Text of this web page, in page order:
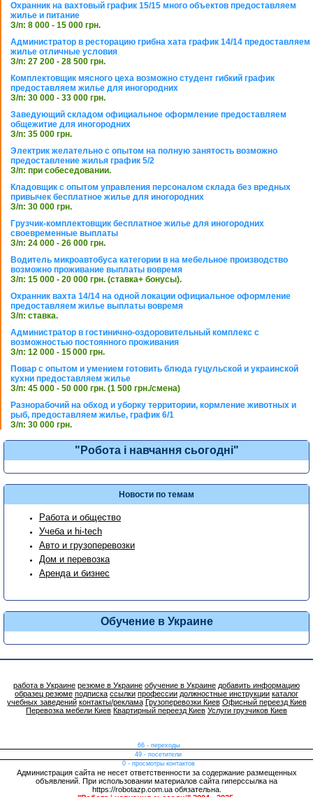
Охранник на вахтовый график 15/15 много объектов предоставляем
жилье и питание
З/п: 8 000 - 15 000 грн.
Администратор в ресторацию грибна хата график 14/14 предоставляем
жилье отличные условия
З/п: 27 200 - 28 500 грн.
Комплектовщик мясного цеха возможно студент гибкий график
предоставляем жилье для иногородних
З/п: 30 000 - 33 000 грн.
Заведующий складом официальное оформление предоставляем
общежитие для иногородних
З/п: 35 000 грн.
Электрик желательно с опытом на полную занятость возможно
предоставление жилья график 5/2
З/п: при собеседовании.
Кладовщик с опытом управления персоналом склада без вредных
привычек бесплатное жилье для иногородних
З/п: 30 000 грн.
Грузчик-комплектовщик бесплатное жилье для иногородних
своевременные выплаты
З/п: 24 000 - 26 000 грн.
Водитель микроавтобуса категории в на мебельное производство
возможно проживание выплаты вовремя
З/п: 15 000 - 20 000 грн. (ставка+ бонусы).
Охранник вахта 14/14 на одной локации официальное оформление
предоставляем жилье выплаты вовремя
З/п: ставка.
Администратор в гостинично-оздоровительный комплекс с
возможностью постоянного проживания
З/п: 12 000 - 15 000 грн.
Повар с опытом и умением готовить блюда гуцульской и украинской
кухни предоставляем жилье
З/п: 45 000 - 50 000 грн. (1 500 грн./смена)
Разнорабочий на обход и уборку территории, кормление животных и
рыб, предоставляем жилье, график 6/1
З/п: 30 000 грн.
"Робота і навчання сьогодні"
Новости по темам
Работа и общество
Учеба и hi-tech
Авто и грузоперевозки
Дом и перевозка
Аренда и бизнес
Обучение в Украине
работа в Украине резюме в Украине обучение в Украине добавить информацию
образец резюме подписка ссылки профессии должностные инструкции каталог
учебных заведений контакты/реклама Грузоперевозки Киев Офисный переезд Киев
Перевозка мебели Киев Квартирный переезд Киев Услуги грузчиков Киев
66 - переходы
49 - посетители
0 - просмотры контактов
Администрация сайта не несет ответственности за содержание размещенных
объявлений. При использовании материалов сайта гиперссылка на
https://robotazp.com.ua обязательна.